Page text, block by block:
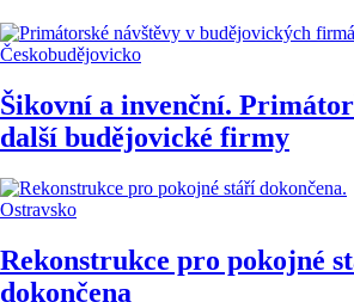
Českobudějovicko
Šikovní a invenční.
další budějovické firmy
Ostravsko
Rekonstrukce pro pokojné
dokončena